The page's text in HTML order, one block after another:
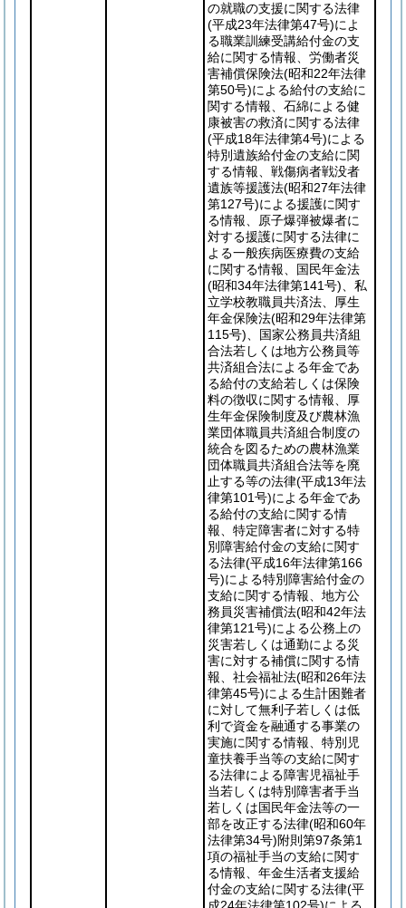
の就職の支援に関する法律
(平成23年法律第47号)によ
る職業訓練受講給付金の支
給に関する情報、労働者災
害補償保険法(昭和22年法律
第50号)による給付の支給に
関する情報、石綿による健
康被害の救済に関する法律
(平成18年法律第4号)による
特別遺族給付金の支給に関
する情報、戦傷病者戦没者
遺族等援護法(昭和27年法律
第127号)による援護に関す
る情報、原子爆弾被爆者に
対する援護に関する法律に
よる一般疾病医療費の支給
に関する情報、国民年金法
(昭和34年法律第141号) 、私
立学校教職員共済法、厚生
年金保険法(昭和29年法律第
115号) 、国家公務員共済組
合法若しくは地方公務員等
共済組合法による年金であ
る給付の支給若しくは保険
料の徴収に関する情報、厚
生年金保険制度及び農林漁
業団体職員共済組合制度の
統合を図るための農林漁業
団体職員共済組合法等を廃
止する等の法律(平成13年法
律第101号)による年金であ
る給付の支給に関する情
報、特定障害者に対する特
別障害給付金の支給に関す
る法律(平成16年法律第166
号)による特別障害給付金の
支給に関する情報、地方公
務員災害補償法(昭和42年法
律第121号)による公務上の
災害若しくは通勤による災
害に対する補償に関する情
報、社会福祉法(昭和26年法
律第45号)による生計困難者
に対して無利子若しくは低
利で資金を融通する事業の
実施に関する情報、特別児
童扶養手当等の支給に関す
る法律による障害児福祉手
当若しくは特別障害者手当
若しくは国民年金法等の一
部を改正する法律(昭和60年
法律第34号)附則第97条第1
項の福祉手当の支給に関す
る情報、年金生活者支援給
付金の支給に関する法律(平